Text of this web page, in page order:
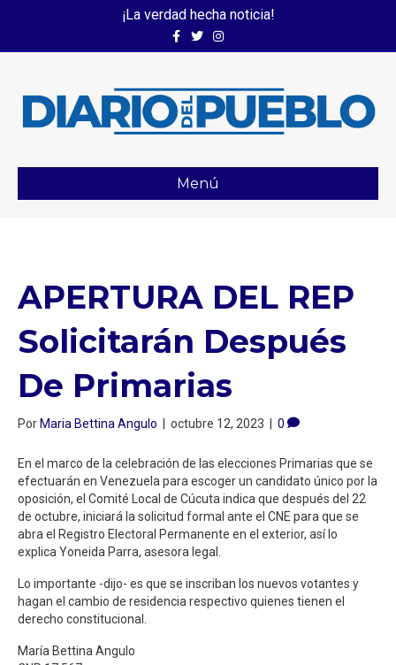
¡La verdad hecha noticia!
FacebookTwitterInstagram
Menú
APERTURA DEL REP
Solicitarán Después
De Primarias
PorMaria Bettina Angulo | octubre 12, 2023 | 0
En el marco de la celebración de las elecciones Primarias que se
efectuarán en Venezuela para escoger un candidato único por la
oposición, el Comité Local de Cúcuta indica que después del 22
de octubre, iniciará la solicitud formal ante el CNE para que se
abra el Registro Electoral Permanente en el exterior, así lo
explica Yoneida Parra, asesora legal.
Lo importante -dijo- es que se inscriban los nuevos votantes y
hagan el cambio de residencia respectivo quienes tienen el
derecho constitucional.
María Bettina Angulo